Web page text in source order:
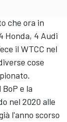
che ora in
Honda, 4 Audi
il WTCC nel
cose
e la
nel 2020 alle
l'anno scorso